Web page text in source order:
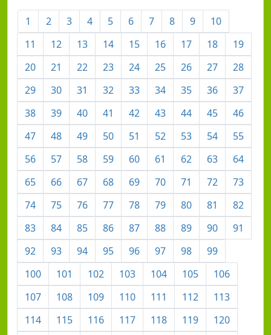
1 2 3 4 5 6 7 8 9
10
11
12 13 14 15 16 17 18
19
20
21 22 23 24 25 26 27
28
29
30 31 32 33 34 35 36
37
38
39 40 41 42 43 44 45
46
47
48 49 50 51 52 53 54
55
56
57 58 59 60 61 62 63
64
65
66 67 68 69 70 71 72
73
74
75 76 77 78 79 80 81
82
83
84 85 86 87 88 89 90
91
92
93 94 95 96 97 98
99
100
101 102 103 104 105
106
107
108 109 110 111 112
113
114
115 116 117 118 119
120